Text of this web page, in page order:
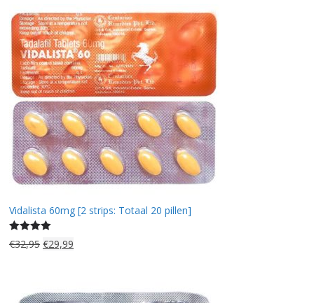
Vidalista 60mg [2 strips: Totaal 20 pillen]
Gewaardee
€32,95 O
€29,99